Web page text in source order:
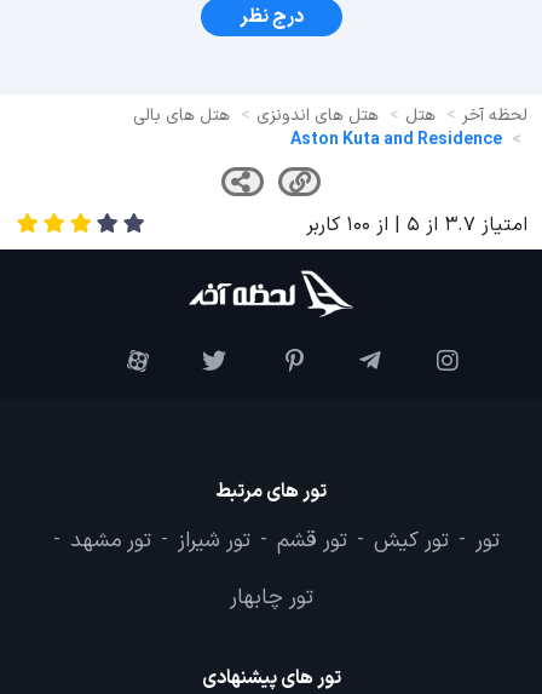
درج نظر
لحظه آخر هتل هتل های اندونزی
هتل های بالی
Aston Kuta and Residence
امتیاز 3.7 از 5 | از 100 کاربر
تور های مرتبط
تور - تور کیش - تور قشم - تور شیراز - تور مشهد -
تور چابهار
تور های پیشنهادی